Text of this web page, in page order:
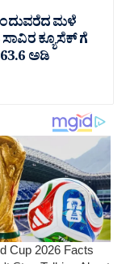
ಮಳೆ
ಕ್ಯೂಸೆಕ್ ಗೆ
ಅಡಿ